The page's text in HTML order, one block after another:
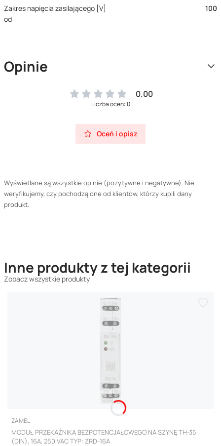
Zakres napięcia zasilającego [V]
od
100
Opinie
0.00
Liczba ocen: 0
Oceń i opisz
Wyświetlane są wszystkie opinie (pozytywne i negatywne). Nie
weryfikujemy, czy pochodzą one od klientów, którzy kupili dany
produkt.
Inne produkty z tej kategorii
Zobacz wszystkie produkty
PRODUCENT
ZAMEL
MODUŁ PRZEKAŹNIKA BEZPOTENCJAŁOWEGO NA SZYNĘ TH-35
(DIN), 16A, 250 VAC TYP: ZRD-16A